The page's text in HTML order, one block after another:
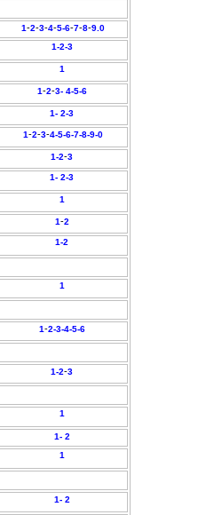
1-2-3-4-5-6-7-8-9. 0
1-2-3
1
1-2-3- 4-5-6
1- 2-3
1-2-3-4-5-6-7-8-9-0
1-2-3
1- 2-3
1
1-2
1-2
1
1-2-3-4-5-6
1-2-3
1
1- 2
1
1- 2